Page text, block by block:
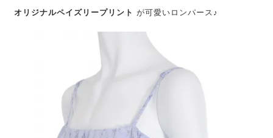
オリジナルペイズリープリント が可愛いロンパース♪